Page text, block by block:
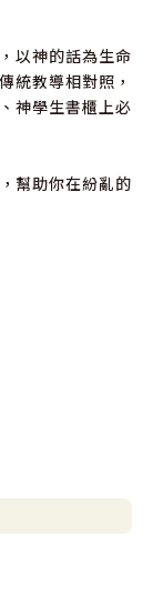
以神的話為生命
統教導相對照，
神學生書櫃上必
幫助你在紛亂的